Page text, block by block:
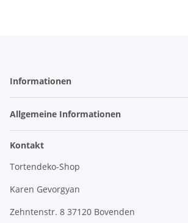
Informationen
Allgemeine Informationen
Kontakt
Tortendeko-Shop
Karen Gevorgyan
Zehntenstr. 8 37120 Bovenden